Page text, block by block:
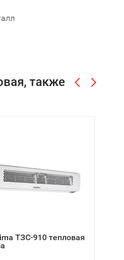
также
ТЗС-910 тепловая